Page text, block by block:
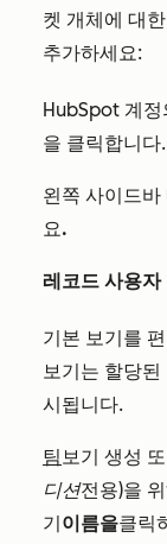
켓 개체에 대
추가하세요:
HubSpot 계정
을 클릭합니다.
왼쪽 사이드바
요.
레코드 사용자
기본 보기를
보기는 할당
시됩니다.
팀보기 생성
디션전용)을
기 이름을클릭